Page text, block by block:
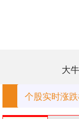
大
个股实时涨